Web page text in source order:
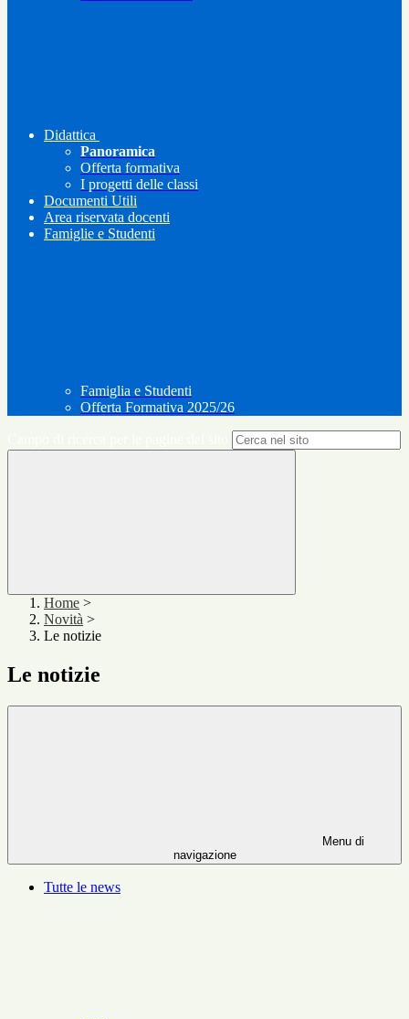
Didattica
Panoramica
Offerta formativa
I progetti delle classi
Documenti Utili
Area riservata docenti
Famiglie e Studenti
Famiglia e Studenti
Offerta Formativa 2025/26
Home >
Novità >
Le notizie
Le notizie
Menu di
navigazione
Tutte le news